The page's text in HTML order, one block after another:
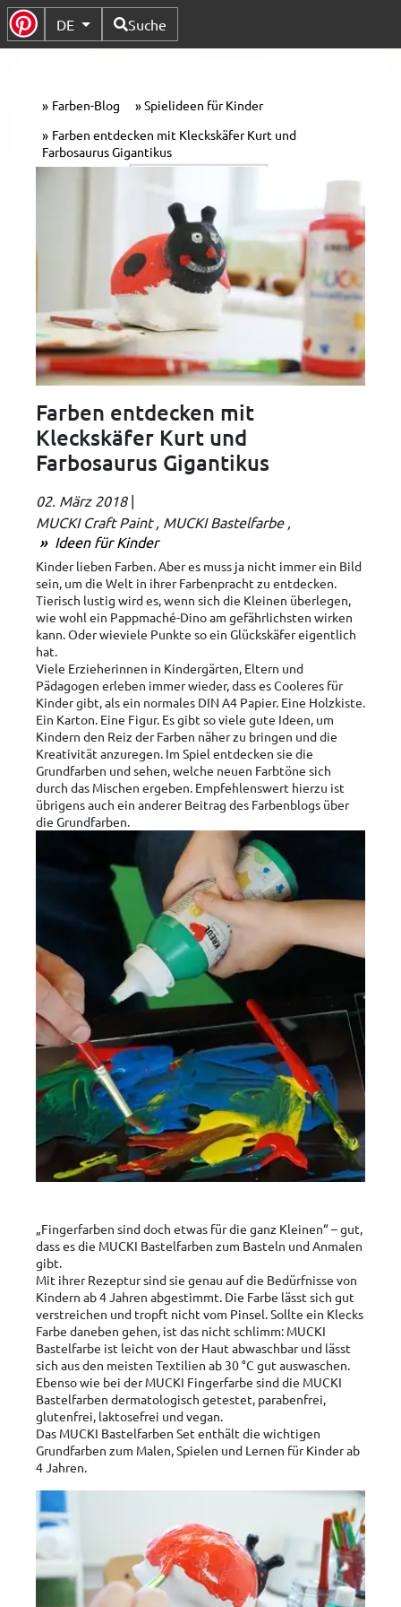
Untermenü Umschalten
DE Verfügbare Sprachen
Suche
Farben-Blog
Spielideen für Kinder
Farben entdecken mit Kleckskäfer Kurt und
Farbosaurus Gigantikus
Farben entdecken mit
Kleckskäfer Kurt und
Farbosaurus Gigantikus
02. März 2018 |
MUCKI Craft Paint MUCKI Bastelfarbe
Ideen für Kinder
Kinder lieben Farben. Aber es muss ja nicht immer ein Bild
sein, um die Welt in ihrer Farbenpracht zu entdecken.
Tierisch lustig wird es, wenn sich die Kleinen überlegen,
wie wohl ein Pappmaché-Dino am gefährlichsten wirken
kann. Oder wieviele Punkte so ein Glückskäfer eigentlich
hat.
Viele Erzieherinnen in Kindergärten, Eltern und
Pädagogen erleben immer wieder, dass es Cooleres für
Kinder gibt, als ein normales DIN A4 Papier. Eine Holzkiste.
Ein Karton. Eine Figur. Es gibt so viele gute Ideen, um
Kindern den Reiz der Farben näher zu bringen und die
Kreativität anzuregen. Im Spiel entdecken sie die
Grundfarben und sehen, welche neuen Farbtöne sich
durch das Mischen ergeben. Empfehlenswert hierzu ist
übrigens auch ein anderer Beitrag des Farbenblogs über
die Grundfarben.
„Fingerfarben sind doch etwas für die ganz Kleinen“ – gut,
dass es die MUCKI Bastelfarben zum Basteln und Anmalen
gibt.
Mit ihrer Rezeptur sind sie genau auf die Bedürfnisse von
Kindern ab 4 Jahren abgestimmt. Die Farbe lässt sich gut
verstreichen und tropft nicht vom Pinsel. Sollte ein Klecks
Farbe daneben gehen, ist das nicht schlimm: MUCKI
Bastelfarbe ist leicht von der Haut abwaschbar und lässt
sich aus den meisten Textilien ab 30 °C gut auswaschen.
Ebenso wie bei der MUCKI Fingerfarbe sind die MUCKI
Bastelfarben dermatologisch getestet, parabenfrei,
glutenfrei, laktosefrei und vegan.
Das MUCKI Bastelfarben Set enthält die wichtigen
Grundfarben zum Malen, Spielen und Lernen für Kinder ab
4 Jahren.